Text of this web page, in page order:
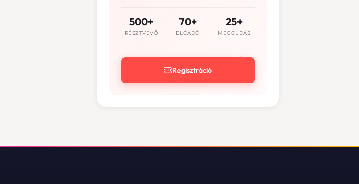
500+
RÉSZTVEVŐ
70+
ELŐADÓ
25+
MEGOLDÁS
Regisztráció